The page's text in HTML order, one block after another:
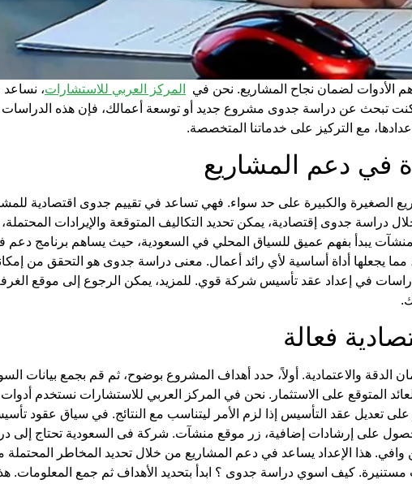
الأدوات لضمان نجاح المشاريع. نحن في المركز العربي للاستشارات، نساعد
كنت تبحث عن دراسة جدوى مشروع جديد أو توسعة أعمالك، فإن هذه الدراسات
مع التركيز على خدماتنا المتخصصة.
في دعم المشاريع
الصغيرة والكبيرة على حد سواء. فهي تساعد في تقييم جدوى اقتصادية
دراسة جدوى إقتصادية، يمكن تحديد التكاليف المتوقعة والإيرادات
يبدأ بفهم عميق للسياق المحلي في السعودية، حيث يساهم برنامج دعم
يجعلها أداة أساسية لأي رائد أعمال. معنى دراسة جدوى هو التحقق من
في إعداد عقد تأسيس شركة قوي. للمزيد، يمكن الرجوع إلى موقع
فعالة
والاعتمادية. أولاً، حدد أهداف المشروع بوضوح، ثم قم بجمع بيانات
المتوقع على الاستثمار. نحن في المركز العربي للاستشارات نستخدم أدوات
على تعديل عقد التأسيس إذا لزم الأمر ليتناسب مع النتائج. في سياق عقود
على إرشادات إضافية، زر موقع منشآت. شركة فى السعودية تحتاج إلى
وافي. هذا الإعداد يساعد في دعم المشاريع من خلال تحديد المخاطر المحتملة
مستنيرة. كيف اسوي دراسة جدوى ؟ ابدأ بتحديد الأهداف ثم جمع المعلومات.